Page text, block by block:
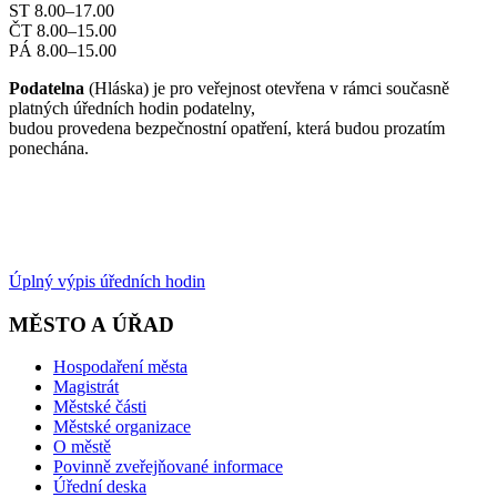
ST 8.00–17.00
ČT 8.00–15.00
PÁ 8.00–15.00
Podatelna (Hláska) je pro veřejnost otevřena v rámci současně
platných úředních hodin podatelny,
budou provedena bezpečnostní opatření, která budou prozatím
ponechána.
Úplný výpis úředních hodin
MĚSTO A ÚŘAD
Hospodaření města
Magistrát
Městské části
Městské organizace
O městě
Povinně zveřejňované informace
Úřední deska